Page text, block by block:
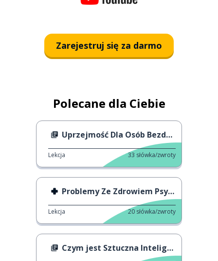
Zarejestruj się za darmo
Polecane dla Ciebie
Uprzejmość Dla Osób Bezdomnych
Lekcja 33 słówka/zwroty
Problemy Ze Zdrowiem Psychicznym
Lekcja 20 słówka/zwroty
Czym jest Sztuczna Inteligencja?